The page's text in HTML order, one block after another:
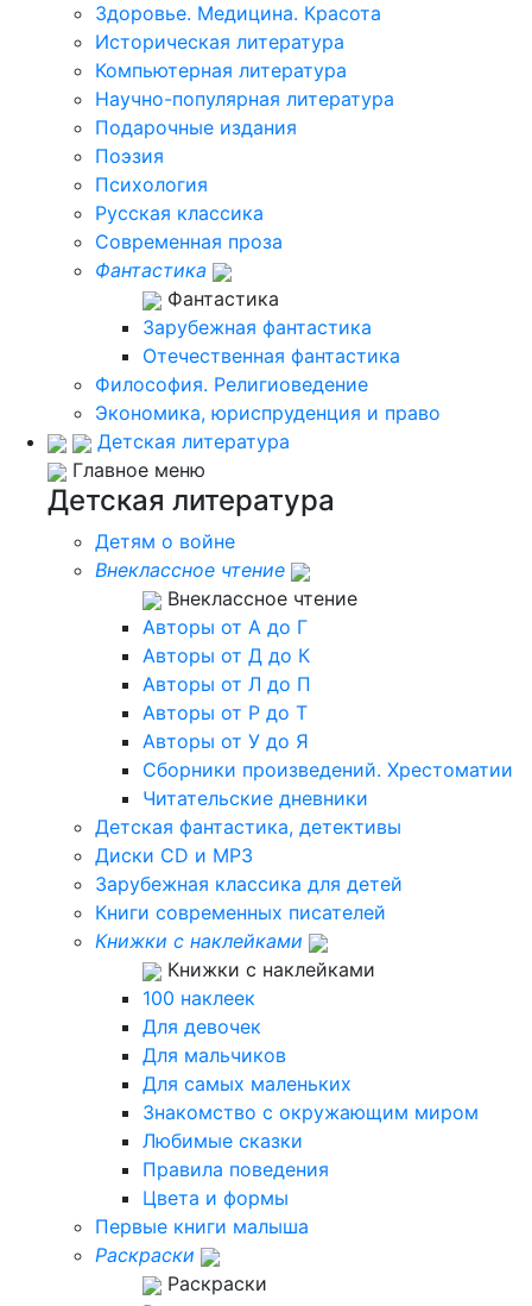
Здоровье. Медицина. Красота
Историческая литература
Компьютерная литература
Научно-популярная литература
Подарочные издания
Поэзия
Психология
Русская классика
Современная проза
Фантастика
Фантастика
Зарубежная фантастика
Отечественная фантастика
Философия. Религиоведение
Экономика, юриспруденция и право
Детская литература
Главное меню
Детская литература
Детям о войне
Внеклассное чтение
Внеклассное чтение
Авторы от А до Г
Авторы от Д до К
Авторы от Л до П
Авторы от Р до Т
Авторы от У до Я
Сборники произведений. Хрестоматии
Читательские дневники
Детская фантастика, детективы
Диски CD и MP3
Зарубежная классика для детей
Книги современных писателей
Книжки с наклейками
Книжки с наклейками
100 наклеек
Для девочек
Для мальчиков
Для самых маленьких
Знакомство с окружающим миром
Любимые сказки
Правила поведения
Цвета и формы
Первые книги малыша
Раскраски
Раскраски